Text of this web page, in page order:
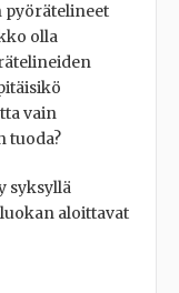
pyörätelineet
olla
vain
tuoda?
syksyllä
aloittavat